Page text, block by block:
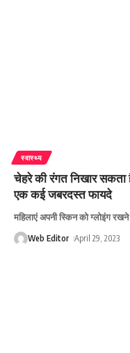
स्वास्थ्य
चेहरे की रंगत निखार
एक कई जबरदस्त फायदे
महिलाएं अपनी स्किन को ग्लोइंग
Web Editor April 29, 2023